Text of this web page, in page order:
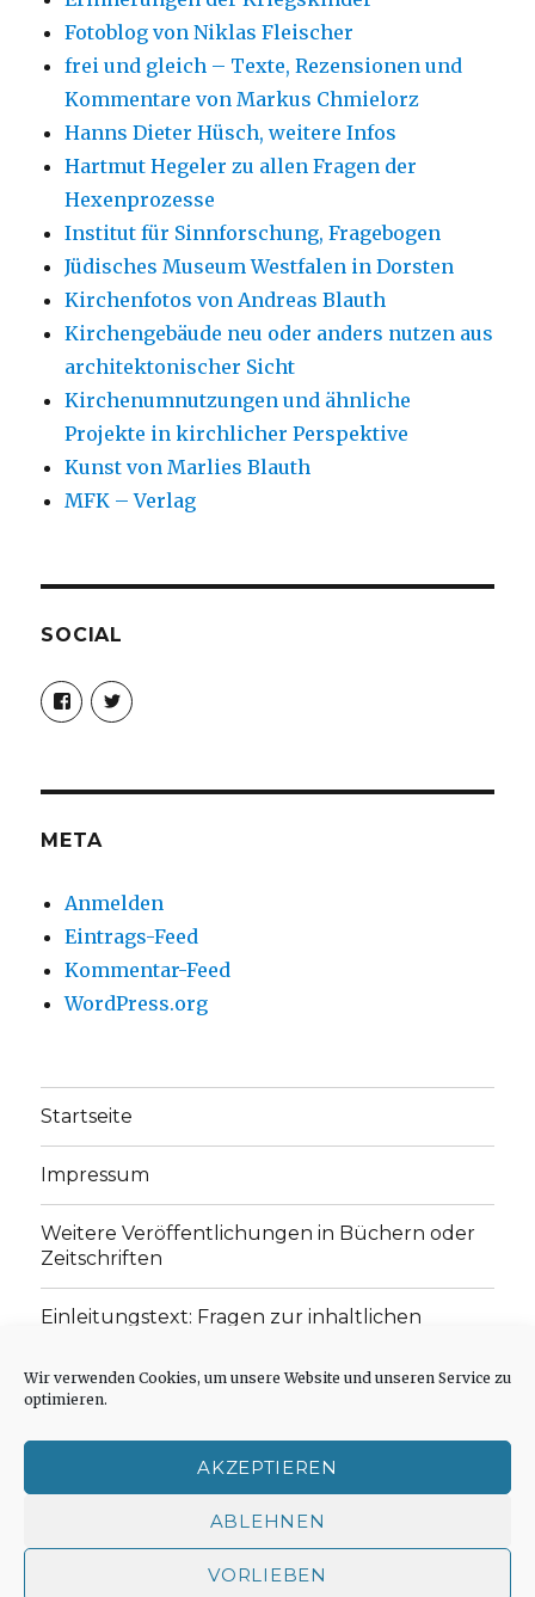
Wir verwenden Cookies, um unsere Website und unseren Service zu
optimieren.
AKZEPTIEREN
ABLEHNEN
VORLIEBEN
Fotoblog von Niklas Fleischer
frei und gleich – Texte, Rezensionen und
Kommentare von Markus Chmielorz
Hanns Dieter Hüsch, weitere Infos
Hartmut Hegeler zu allen Fragen der
Hexenprozesse
Institut für Sinnforschung, Fragebogen
Jüdisches Museum Westfalen in Dorsten
Kirchenfotos von Andreas Blauth
Kirchengebäude neu oder anders nutzen aus
architektonischer Sicht
Kirchenumnutzungen und ähnliche
Projekte in kirchlicher Perspektive
Kunst von Marlies Blauth
MFK – Verlag
SOCIAL
Profil
von
christoph.fleischer1
anzeigen
Profil
von
anzeigen
META
Anmelden
Eintrags-Feed
Kommentar-Feed
WordPress.org
Startseite
Impressum
Weitere Veröffentlichungen in Büchern oder
Zeitschriften
Einleitungstext: Fragen zur inhaltlichen
„schwachen Glaubens“
Cookie-Richtlinie (EU)
Impressum